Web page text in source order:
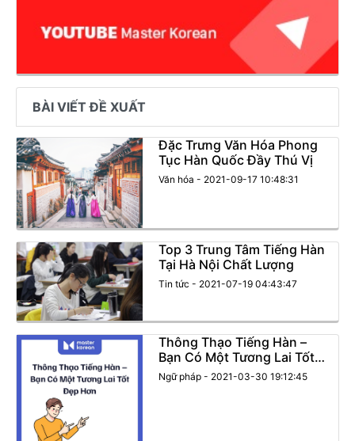
BÀI VIẾT ĐỀ XUẤT
Đặc Trưng Văn Hóa Phong
Tục Hàn Quốc Đầy Thú Vị
Văn hóa - 2021-09-17 10:48:31
Top 3 Trung Tâm Tiếng Hàn
Tại Hà Nội Chất Lượng
Tin tức - 2021-07-19 04:43:47
Thông Thạo Tiếng Hàn –
Bạn Có Một Tương Lai Tốt
Đẹp Hơn
Ngữ pháp - 2021-03-30 19:12:45